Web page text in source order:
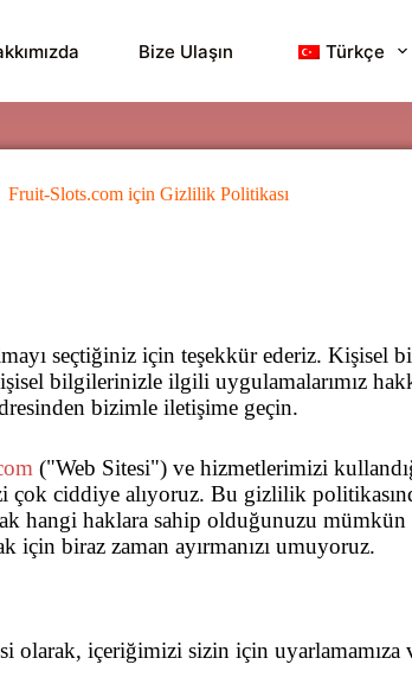
Bize Ulaşın Türkçe
Fruit-Slots.com için Gizlilik Politikası
seçtiğiniz için teşekkür ederiz. Kişisel
bilgilerinizle ilgili uygulamalarımız
bizimle iletişime geçin.
("Web Sitesi") ve hizmetlerimizi
ciddiye alıyoruz. Bu gizlilik
hangi haklara sahip olduğunuzu mümkün
biraz zaman ayırmanızı umuyoruz.
olarak, içeriğimizi sizin için uyarlamamıza